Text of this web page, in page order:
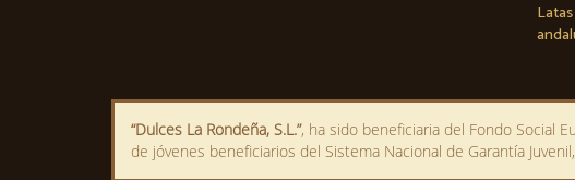
“Dulces La Rondeña, S.L.”, ha sido beneficiaria del Fondo Social
de jóvenes beneficiarios del Sistema Nacional de Garantía